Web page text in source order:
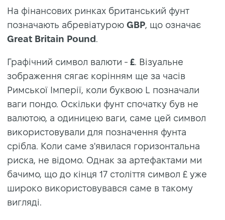
На фінансових ринках британський фунт
позначають абревіатурою GBP, що означає
Great Britain Pound .
Графічний символ валюти - £. Візуальне
зображення сягає корінням ще за часів
Римської Імперії, коли буквою L позначали
ваги пондо. Оскільки фунт спочатку був не
валютою, а одиницею ваги, саме цей символ
використовували для позначення фунта
срібла. Коли саме з'явилася горизонтальна
риска, не відомо. Однак за артефактами ми
бачимо, що до кінця 17 століття символ £ уже
широко використовувався саме в такому
вигляді.